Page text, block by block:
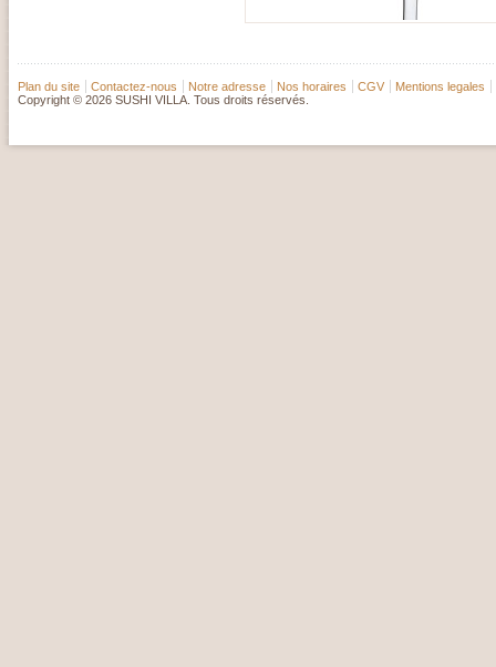
Plan du site Contactez-nous Notre adresse Nos horaires CGV
Mentions legales
Copyright © 2026 SUSHI VILLA. Tous droits réservés.